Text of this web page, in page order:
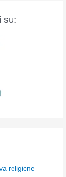
su:
religione